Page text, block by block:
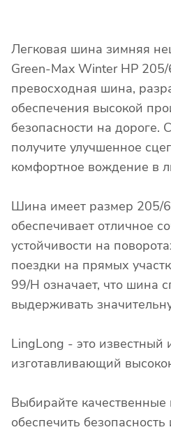
Легковая шина зимняя
Green-Max Winter HP
превосходная шина,
обеспечения высокой
безопасности на дороге.
получите улучшенное
комфортное вождение в
Шина имеет размер 205/
обеспечивает отличное
устойчивости на
поездки на прямых
99/H означает, что шина
выдерживать
LingLong - это
изготавливающий
Выбирайте
обеспечить безопасность